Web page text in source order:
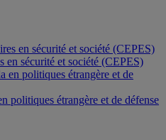
en sécurité et société (CEPES)
politiques étrangère et de défense